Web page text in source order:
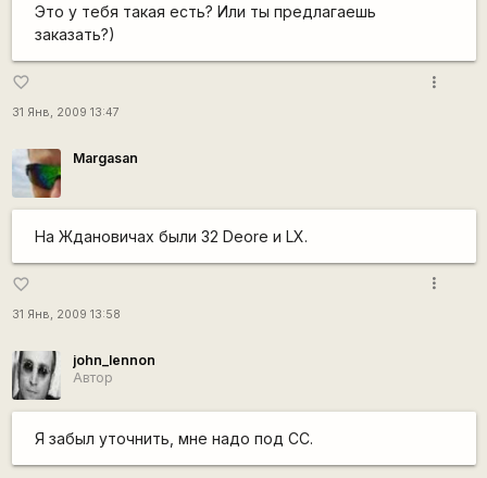
Это у тебя такая есть? Или ты предлагаешь
заказать?)
favorite_border
31 Янв, 2009 13:47
more_vert
Margasan
На Ждановичах были 32 Deore и LX.
favorite_border
31 Янв, 2009 13:58
more_vert
john_lennon
Автор
Я забыл уточнить, мне надо под СС.